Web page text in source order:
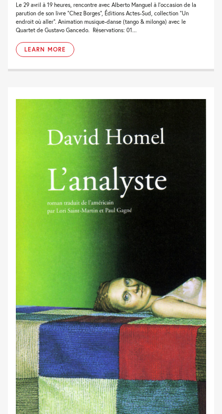
Le 29 avril à 19 heures, rencontre avec Alberto Manguel à l’occasion de la
parution de son livre “Chez Borges”, Éditions Actes-Sud, collection “Un
endroit où aller”. Animation musique-danse (tango & milonga) avec le
Quartet de Gustavo Gancedo. Réservations: 01...
LEARN MORE